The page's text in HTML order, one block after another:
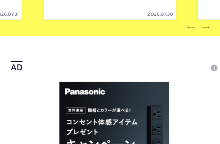
2026.07.30